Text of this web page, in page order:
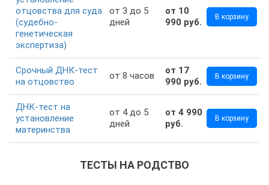
отцовства для суда
(судебно-
генетическая
экспертиза)
от 3 до 5
дней
от 10
990 руб.
В корзину
Срочный ДНК-тест
на отцовство
от 8 часов
от 17
990 руб.
В корзину
ДНК-тест на
установление
материнства
от 4 до 5
дней
от 4 990
руб.
В корзину
ТЕСТЫ НА РОДСТВО